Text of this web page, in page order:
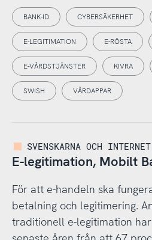
BANK-ID CYBERSÄKERHET
E-LEGITIMATION E-RÖSTA
E-VÅRDSTJÄNSTER KIVRA
SWISH VÅRDAPPAR
SVENSKARNA OCH
E-legitimation, Mobilt
För att e-handeln ska
betalning och legitimering.
traditionell e-legitimation